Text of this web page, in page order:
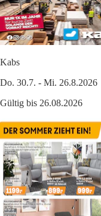
Kabs
Do. 30.7. - Mi. 26.8.2026
Gültig bis 26.08.2026